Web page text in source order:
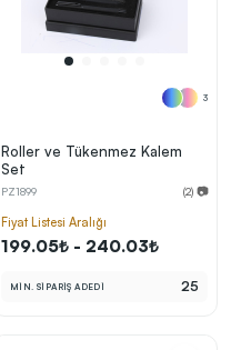
3
Roller ve Tükenmez Kalem
Set
PZ1899 (2) 📷
Fiyat Listesi Aralığı
199.05₺ - 240.03₺
MİN. SİPARİŞ ADEDİ 25